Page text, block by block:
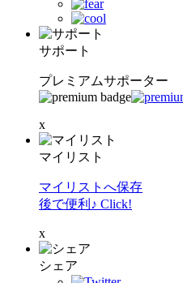
サポート
プレミアムサポーター
x
マイリスト
マイリストへ保存
後で便利♪ Click!
x
シェア